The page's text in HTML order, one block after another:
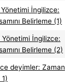
İngilizce:
Belirleme (1)
İngilizce:
Belirleme (2)
deyimler: Zaman